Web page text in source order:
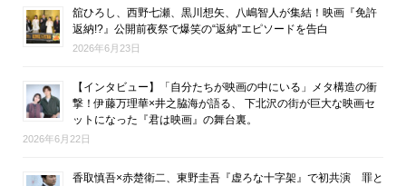
舘ひろし、西野七瀬、黒川想矢、八嶋智人が集結！映画『免許
返納!?』公開前夜祭で爆笑の“返納”エピソードを告白
2026年6月23日
【インタビュー】「自分たちが映画の中にいる」メタ構造の衝
撃！伊藤万理華×井之脇海が語る、 下北沢の街が巨大な映画セ
ットになった『君は映画』の舞台裏。
2026年6月22日
香取慎吾×赤楚衛二、東野圭吾『虚ろな十字架』で初共演 罪と